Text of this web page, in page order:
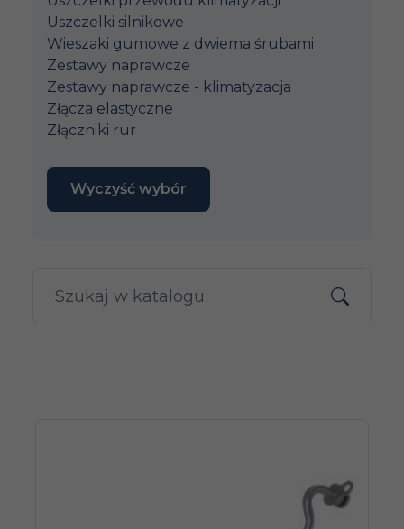
Uszczelki silnikowe
Wieszaki gumowe z dwiema śrubami
Zestawy naprawcze
Zestawy naprawcze - klimatyzacja
Złącza elastyczne
Złączniki rur
Wyczyść wybór